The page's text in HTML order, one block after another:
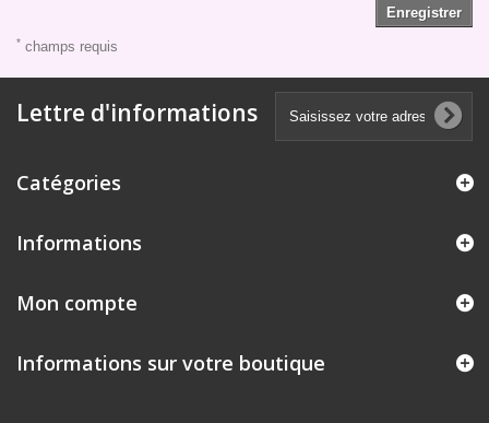
Enregistrer
* champs requis
Lettre d'informations
Catégories
Informations
Mon compte
Informations sur votre boutique